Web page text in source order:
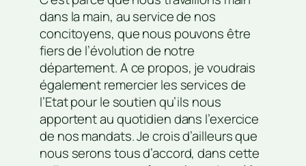
dans la main, au service de nos
concitoyens, que nous pouvons être
fiers de l’évolution de notre
département. A ce propos, je voudrais
également remercier les services de
l’Etat pour le soutien qu’ils nous
apportent au quotidien dans l’exercice
de nos mandats. Je crois d’ailleurs que
nous serons tous d’accord, dans cette